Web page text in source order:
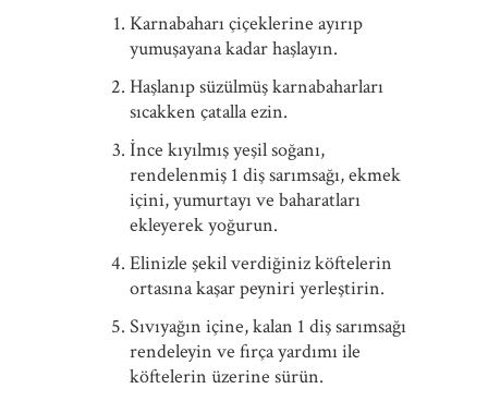
Karnabaharı çiçeklerine ayırıp
yumuşayana kadar haşlayın.
Haşlanıp süzülmüş karnabaharları
sıcakken çatalla ezin.
İnce kıyılmış yeşil soğanı,
rendelenmiş 1 diş sarımsağı, ekmek
içini, yumurtayı ve baharatları
ekleyerek yoğurun.
Elinizle şekil verdiğiniz köftelerin
ortasına kaşar peyniri yerleştirin.
Sıvıyağın içine, kalan 1 diş sarımsağı
rendeleyin ve fırça yardımı ile
köftelerin üzerine sürün.